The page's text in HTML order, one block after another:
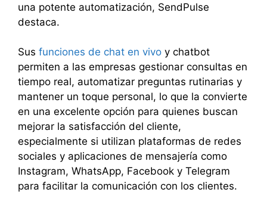
una potente automatización, SendPulse
destaca.
Sus funciones de chat en vivo y chatbot
permiten a las empresas gestionar consultas en
tiempo real, automatizar preguntas rutinarias y
mantener un toque personal, lo que la convierte
en una excelente opción para quienes buscan
mejorar la satisfacción del cliente,
especialmente si utilizan plataformas de redes
sociales y aplicaciones de mensajería como
Instagram, WhatsApp, Facebook y Telegram
para facilitar la comunicación con los clientes.